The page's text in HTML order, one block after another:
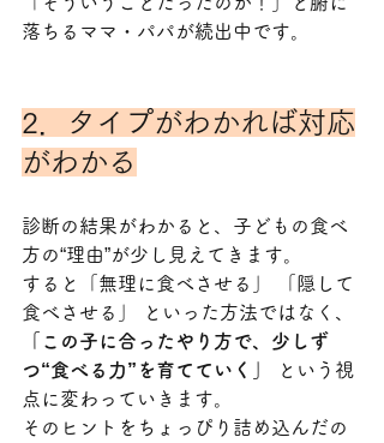
落ちるママ・パパが続出中です。
2．タイプがわかれば対応
がわかる
診断の結果がわかると、子どもの食べ
方の“理由”が少し見えてきます。
すると「無理に食べさせる」 「隠して
食べさせる」 といった方法ではなく、
「この子に合ったやり方で、少しず
つ“食べる力”を育てていく」
という視
点に変わっていきます。
そのヒントをちょっぴり詰め込んだの